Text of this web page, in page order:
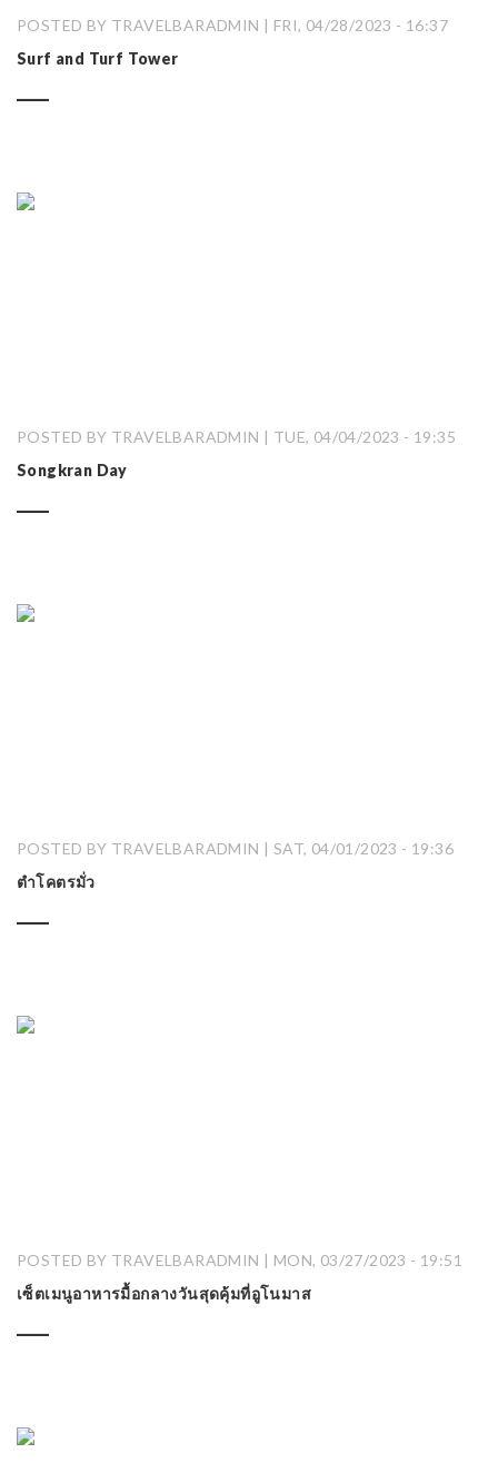
POSTED BY TRAVELBARADMIN | FRI, 04/28/2023 - 16:37
Surf and Turf Tower
POSTED BY TRAVELBARADMIN | TUE, 04/04/2023 - 19:35
Songkran Day
POSTED BY TRAVELBARADMIN | SAT, 04/01/2023 - 19:36
ตำโคตรมั่ว
POSTED BY TRAVELBARADMIN | MON, 03/27/2023 - 19:51
เซ็ตเมนูอาหารมื้อกลางวันสุดคุ้มที่อูโนมาส